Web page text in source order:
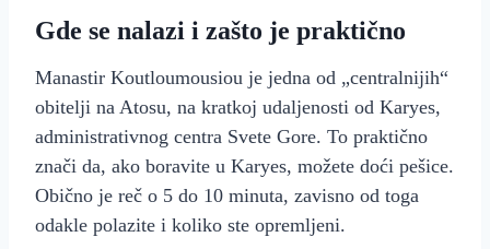
Gde se nalazi i zašto je praktično
Manastir Koutloumousiou je jedna od „centralnijih“
obitelji na Atosu, na kratkoj udaljenosti od Karyes,
administrativnog centra Svete Gore. To praktično
znači da, ako boravite u Karyes, možete doći pešice.
Obično je reč o 5 do 10 minuta, zavisno od toga
odakle polazite i koliko ste opremljeni.